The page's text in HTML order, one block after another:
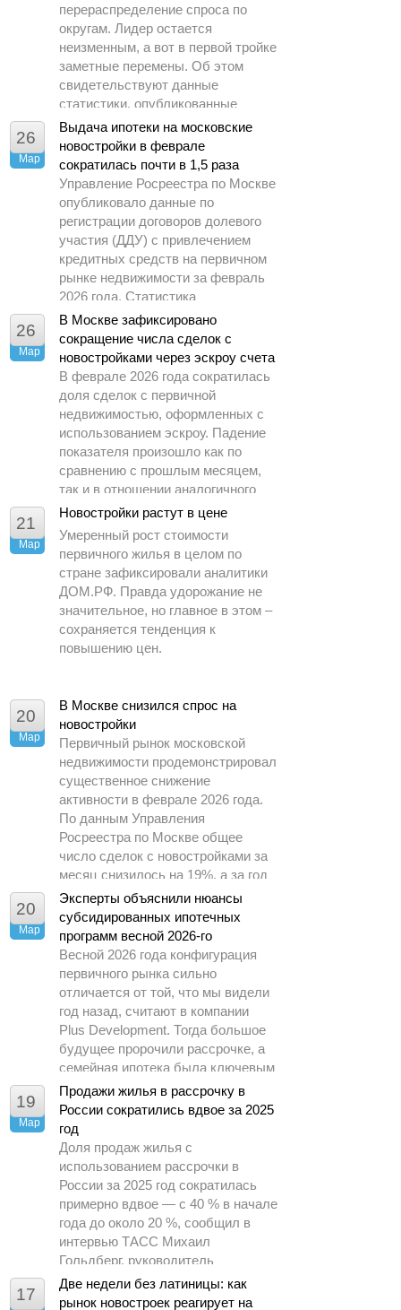
перераспределение спроса по
округам. Лидер остается
неизменным, а вот в первой тройке
заметные перемены. Об этом
свидетельствуют данные
статистики, опубликованные
Управлением Росреестра по
Москве.
26
Мар
Выдача ипотеки на московские
новостройки в феврале
сократилась почти в 1,5 раза
Управление Росреестра по Москве
опубликовало данные по
регистрации договоров долевого
участия (ДДУ) с привлечением
кредитных средств на первичном
рынке недвижимости за февраль
2026 года. Статистика
демонстрирует заметное
охлаждение спроса по сравнению
с предыдущими периодами.
26
Мар
В Москве зафиксировано
сокращение числа сделок с
новостройками через эскроу счета
В феврале 2026 года сократилась
доля сделок с первичной
недвижимостью, оформленных с
использованием эскроу. Падение
показателя произошло как по
сравнению с прошлым месяцем,
так и в отношении аналогичного
периода 2025 года.
21
Мар
Новостройки растут в цене
Умеренный рост стоимости
первичного жилья в целом по
стране зафиксировали аналитики
ДОМ.РФ. Правда удорожание не
значительное, но главное в этом –
сохраняется тенденция к
повышению цен.
20
Мар
В Москве снизился спрос на
новостройки
Первичный рынок московской
недвижимости продемонстрировал
существенное снижение
активности в феврале 2026 года.
По данным Управления
Росреестра по Москве общее
число сделок с новостройками за
месяц снизилось на 19%, а за год
– почти в 1,5 раза.
20
Мар
Эксперты объяснили нюансы
субсидированных ипотечных
программ весной 2026-го
Весной 2026 года конфигурация
первичного рынка сильно
отличается от той, что мы видели
год назад, считают в компании
Plus Development. Тогда большое
будущее пророчили рассрочке, а
семейная ипотека была ключевым
драйвером спроса.
19
Мар
Продажи жилья в рассрочку в
России сократились вдвое за 2025
год
Доля продаж жилья с
использованием рассрочки в
России за 2025 год сократилась
примерно вдвое — с 40 % в начале
года до около 20 %, сообщил в
интервью ТАСС Михаил
Гольдберг, руководитель
аналитического центра ДОМ.РФ.
17
Две недели без латиницы: как
рынок новостроек реагирует на